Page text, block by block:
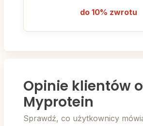
do 10% zwrotu
Opinie klientów o
Myprotein
Sprawdź, co użytkownicy